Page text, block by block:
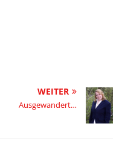
WEITER
Ausgewandert…